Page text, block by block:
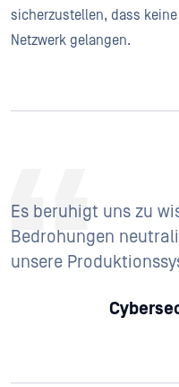
sicherzustellen, dass
Netzwerk gelangen.
Es beruhigt uns zu
Bedrohungen
unsere